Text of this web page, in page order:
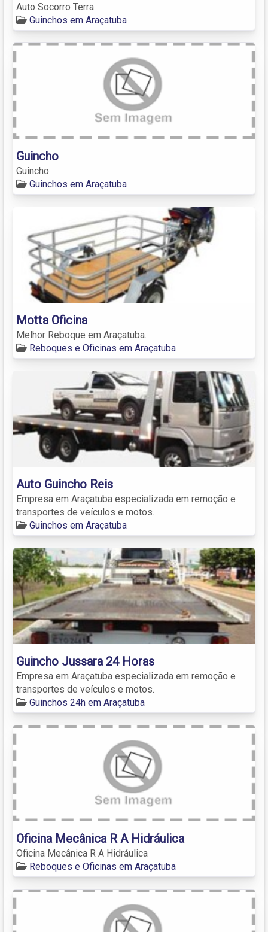
Auto Socorro Terra
Guinchos em Araçatuba
Guincho
Guincho
Guinchos em Araçatuba
Motta Oficina
Melhor Reboque em Araçatuba.
Reboques e Oficinas em Araçatuba
Auto Guincho Reis
Empresa em Araçatuba especializada em remoção e
transportes de veículos e motos.
Guinchos em Araçatuba
Guincho Jussara 24 Horas
Empresa em Araçatuba especializada em remoção e
transportes de veículos e motos.
Guinchos 24h em Araçatuba
Oficina Mecânica R A Hidráulica
Oficina Mecânica R A Hidráulica
Reboques e Oficinas em Araçatuba